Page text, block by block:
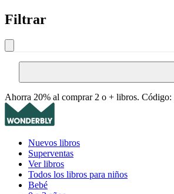
Filtrar
Ahorra 20% al comprar 2 o + libros. Código:
Nuevos libros
Superventas
Ver libros
Todos los libros para niños
Bebé